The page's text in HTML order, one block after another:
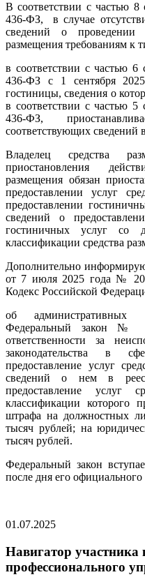
В соответствии с частью
436-ФЗ, в случае
сведений о проведении
размещения требованиям к
в соответствии с частью
436-ФЗ с 1 сентября
гостиницы, сведения о
в соответствии с частью
436-ФЗ,
соответствующих сведений
Владелец средства
приостановления
размещения обязан
предоставлении услуг
предоставлении
сведений о
гостиничных услуг со
классификации средства
Дополнительно
от 7 июля 2025 года №
Кодекс Российской
об административных
Федеральный закон №
ответственности за
законодательства в
предоставление услуг
сведений о нем в
предоставление услуг
классификации которого
штрафа на должностных
тысяч рублей; на
тысяч рублей.
Федеральный закон
после дня его
01.07.2025
Навигатор участника
профессионального